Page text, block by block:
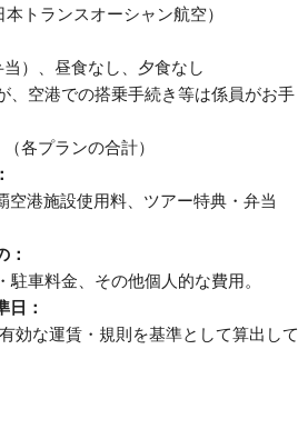
トランスオーシャン航空）
）、昼食なし、夕食なし
、空港での搭乗手続き等は係員がお手
各プランの合計）
港施設使用料、ツアー特典・弁当
車料金、その他個人的な費用。
：
効な運賃・規則を基準として算出して